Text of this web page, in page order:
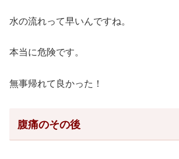
水の流れって早いんですね。
本当に危険です。
無事帰れて良かった！
腹痛のその後